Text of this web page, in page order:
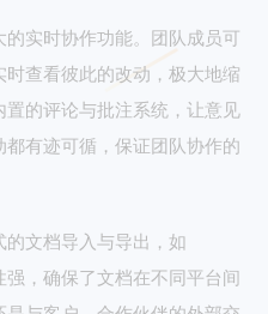
实时协作功能。团队成员可
查看彼此的改动，极大地缩
的评论与批注系统，让意见
有迹可循，保证团队协作的
文档导入与导出，如
，确保了文档在不同平台间